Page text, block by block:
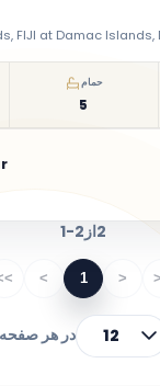
FIJI at Damac
حمام
5
1-2 از2
< 1 >
در هر صفحه 12